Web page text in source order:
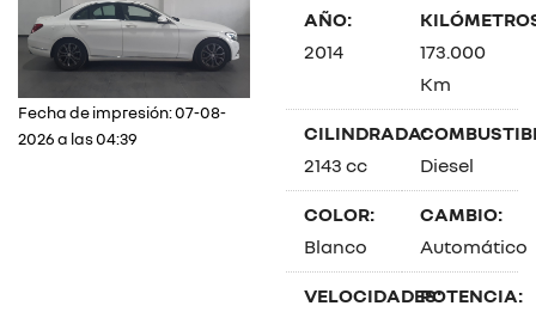
Fecha de impresión: 07-08-
2026 a las 04:39
AÑO:
2014
173.000
Km
CILINDRADA:
2143 cc
Diesel
COLOR:
Blanco
CAMBIO:
Automático
VELOCIDADES:POTENCIA: